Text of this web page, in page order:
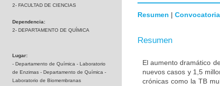
2- FACULTAD DE CIENCIAS
Dependencia:
2- DEPARTAMENTO DE QUÍMICA
Lugar:
- Departamento de Química - Laboratorio
de Enzimas - Departamento de Química -
Laboratorio de Biomembranas
Resumen | Convocatoria
Resumen
El aumento dramático
nuevos casos y 1,5
crónicas como la TB